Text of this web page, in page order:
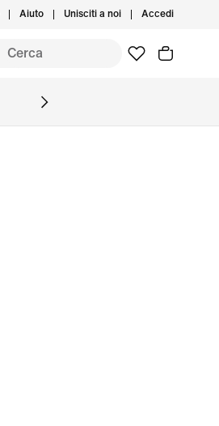
Aiuto Unisciti a noi Accedi